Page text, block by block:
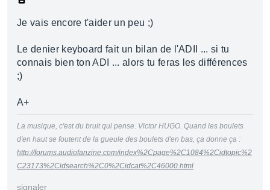
Je vais encore t'aider un peu ;)
Le denier keyboard fait un bilan de l'ADII ... si tu
connais bien ton ADI ... alors tu feras les différences
;)
A+
La musique, c'est du bruit qui pense. Victor HUGO. Quand les boulets
d'en haut se foutent de la gueule des boulets d'en bas, ça donne ça :
http://forums.audiofanzine.com/index%2Cpage%2C1084%2Cidtopic%2
C23173%2Cidsearch%2C0%2Cidcat%2C46000.html
signaler